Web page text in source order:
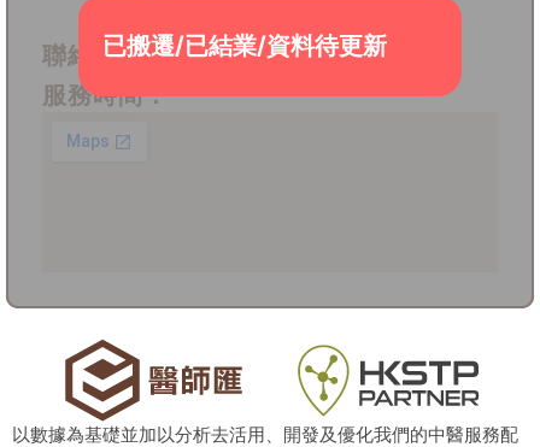
已搬遷/已結業/資料待更新
聯絡電話：6661 6131
服務時間：
以數據為基礎並加以分析去活用、開發及優化我們的中醫服務配